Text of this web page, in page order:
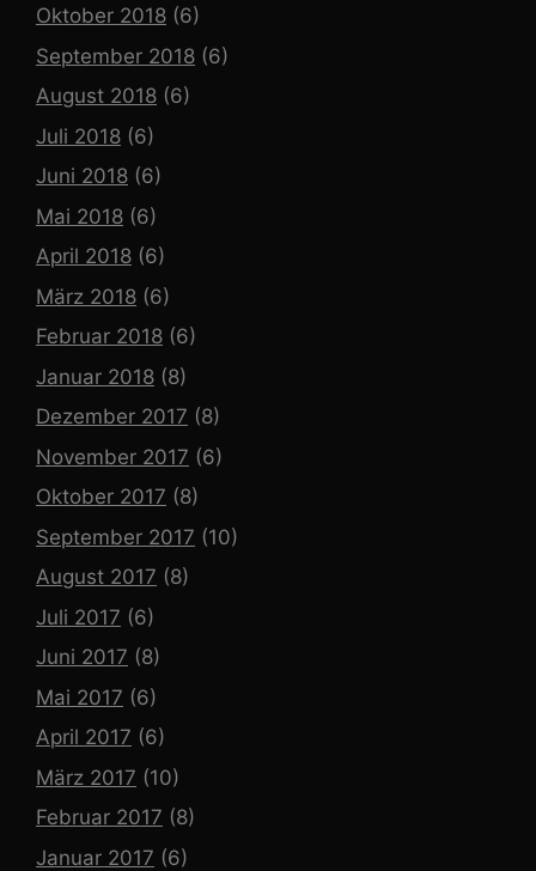
Oktober 2018 (6)
September 2018 (6)
August 2018 (6)
Juli 2018 (6)
Juni 2018 (6)
Mai 2018 (6)
April 2018 (6)
März 2018 (6)
Februar 2018 (6)
Januar 2018 (8)
Dezember 2017 (8)
November 2017 (6)
Oktober 2017 (8)
September 2017 (10)
August 2017 (8)
Juli 2017 (6)
Juni 2017 (8)
Mai 2017 (6)
April 2017 (6)
März 2017 (10)
Februar 2017 (8)
Januar 2017 (6)